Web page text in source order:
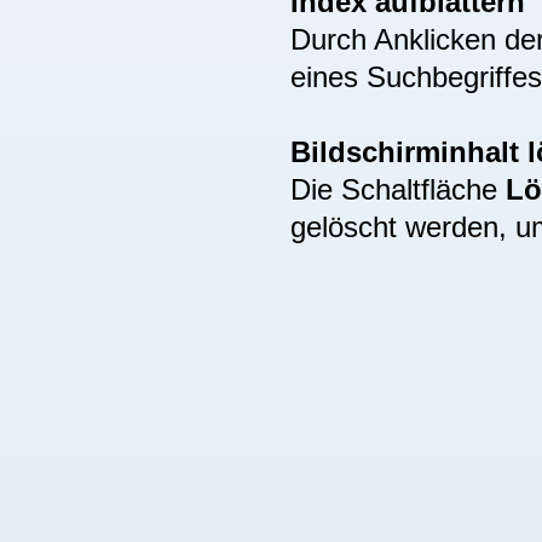
Durch Anklicken
eines
Bildschirminhalt
Die Schaltfläche
gelöscht werden,